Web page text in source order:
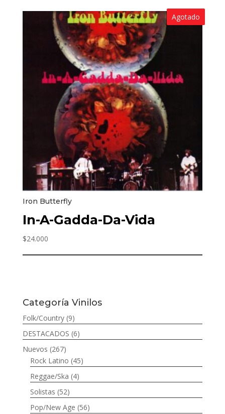
Agotado
Iron Butterfly
In-A-Gadda-Da-Vida
$24.000
Categoría Vinilos
Folk/Country (9)
DESTACADOS (6)
Nuevos (267)
Rock Latino (45)
Reggae/Ska (4)
Solistas (52)
Pop/New Age (56)